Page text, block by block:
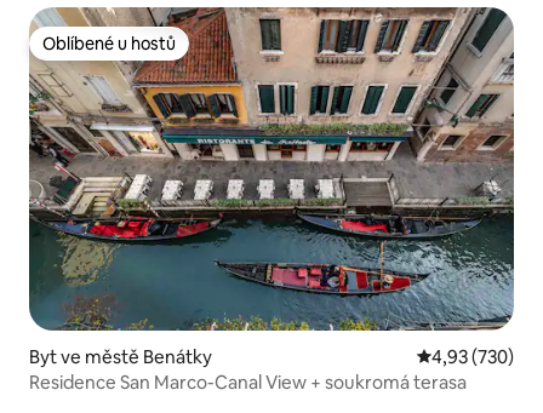
Oblíbené u hostů
Oblíbené u hostů
Byt ve městě Benátky Průměrné
4,93 (730)
Residence San Marco-Canal View + soukromá terasa